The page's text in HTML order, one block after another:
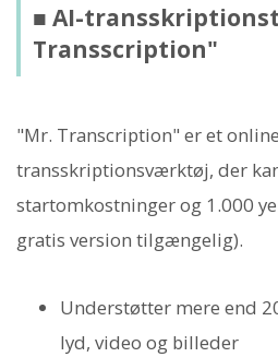
■ AI-
Transscription"
"Mr. Transcription" er et online
transskriptionsværktøj, der
startomkostninger og 1.000
gratis version tilgængelig).
Understøtter mere end
lyd, video og billeder